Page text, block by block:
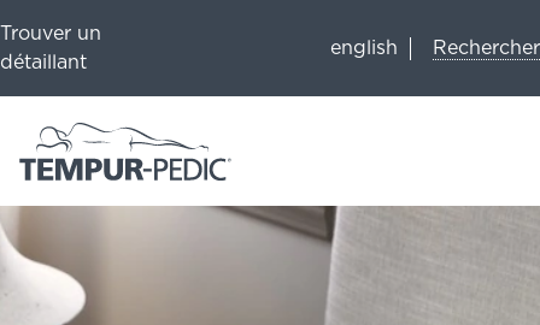
Trouver un
détaillant
english Rechercher